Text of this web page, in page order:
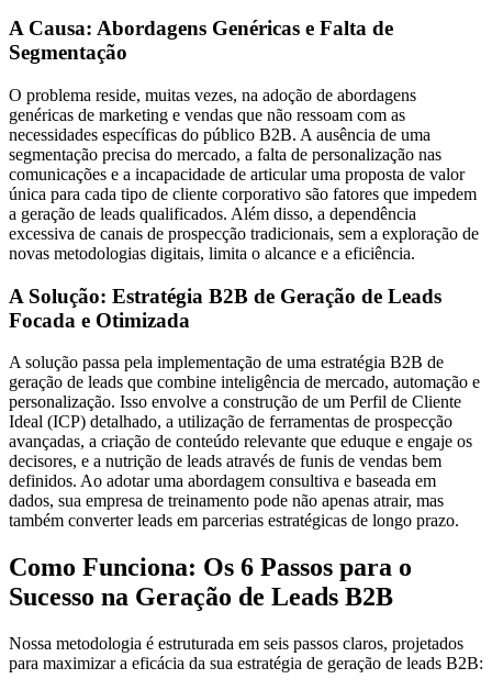
A Causa: Abordagens Genéricas e Falta de
Segmentação
O problema reside, muitas vezes, na adoção de abordagens
genéricas de marketing e vendas que não ressoam com as
necessidades específicas do público B2B. A ausência de uma
segmentação precisa do mercado, a falta de personalização nas
comunicações e a incapacidade de articular uma proposta de valor
única para cada tipo de cliente corporativo são fatores que impedem
a geração de leads qualificados. Além disso, a dependência
excessiva de canais de prospecção tradicionais, sem a exploração de
novas metodologias digitais, limita o alcance e a eficiência.
A Solução: Estratégia B2B de Geração de Leads
Focada e Otimizada
A solução passa pela implementação de uma estratégia B2B de
geração de leads que combine inteligência de mercado, automação e
personalização. Isso envolve a construção de um Perfil de Cliente
Ideal (ICP) detalhado, a utilização de ferramentas de prospecção
avançadas, a criação de conteúdo relevante que eduque e engaje os
decisores, e a nutrição de leads através de funis de vendas bem
definidos. Ao adotar uma abordagem consultiva e baseada em
dados, sua empresa de treinamento pode não apenas atrair, mas
também converter leads em parcerias estratégicas de longo prazo.
Como Funciona: Os 6 Passos para o
Sucesso na Geração de Leads B2B
Nossa metodologia é estruturada em seis passos claros, projetados
para maximizar a eficácia da sua estratégia de geração de leads B2B: